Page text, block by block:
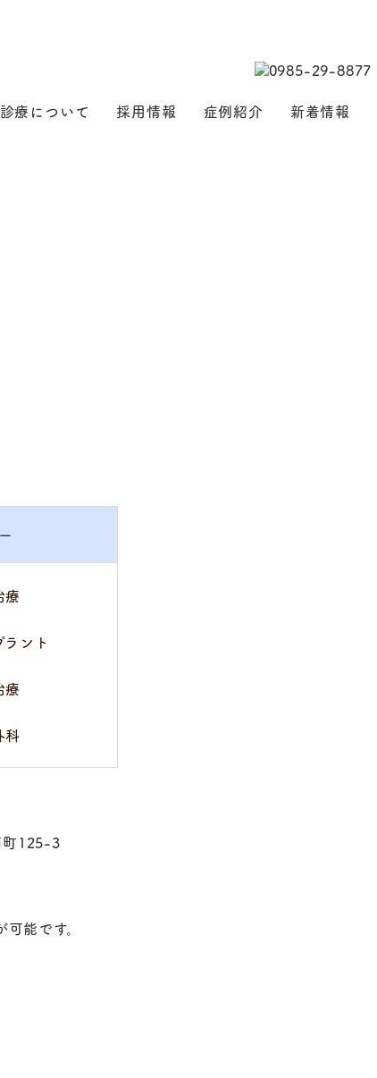
診療について 採用情報 症例紹介 新着情報
療
ント
療
科
125-3
能です。